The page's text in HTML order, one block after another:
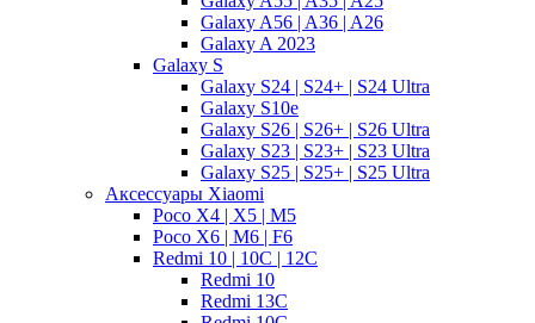
Galaxy A56 | A36 | A26
Galaxy A 2023
Galaxy S
Galaxy S24 | S24+ | S24 Ultra
Galaxy S10e
Galaxy S26 | S26+ | S26 Ultra
Galaxy S23 | S23+ | S23 Ultra
Galaxy S25 | S25+ | S25 Ultra
Аксессуары Xiaomi
Poco X4 | X5 | M5
Poco X6 | M6 | F6
Redmi 10 | 10C | 12C
Redmi 10
Redmi 13C